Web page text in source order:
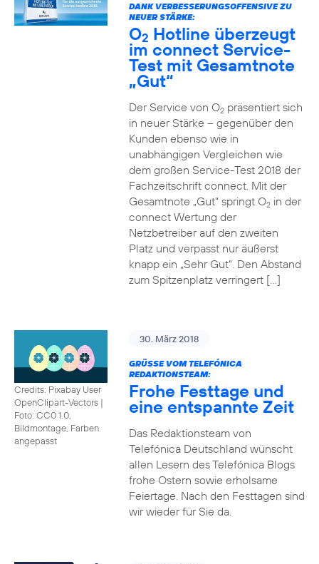
DANK VERBESSERUNGSOFFENSIVE ZU
NEUER STÄRKE:
O2 Hotline überzeugt
im connect Service-
Test mit Gesamtnote
„Gut“
Der Service von O2präsentiert sich
in neuer Stärke – gegenüber den
Kunden ebenso wie in
unabhängigen Vergleichen wie
dem großen Service-Test 2018 der
Fachzeitschrift connect. Mit der
Gesamtnote „Gut“ springt O2in der
connect Wertung der
Netzbetreiber auf den zweiten
Platz und verpasst nur äußerst
knapp ein „Sehr Gut“. Den Abstand
zum Spitzenplatz verringert […]
Credits: Pixabay User
OpenClipart-Vectors |
Foto: CC0 1.0,
Bildmontage, Farben
angepasst
30. März 2018
GRÜSSE VOM TELEFÓNICA R
EDAKTIONSTEAM:
Frohe Festtage und
eine entspannte Zeit
Das Redaktionsteam von
Telefónica Deutschland wünscht
allen Lesern des Telefónica Blogs
frohe Ostern sowie erholsame
Feiertage. Nach den Festtagen sind
wir wieder für Sie da.